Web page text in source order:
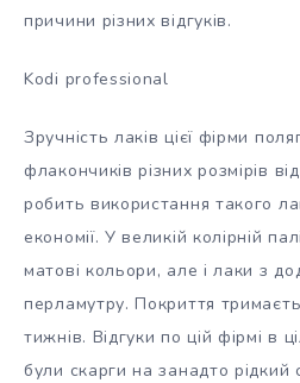
причини різних відгуків.
Kodi professional
Зручність лаків цієї фірми
флакончиків різних розмірів
робить використання такого
економії. У великій колірній
матові кольори, але і лаки з
перламутру. Покриття
тижнів. Відгуки по цій фірмі в
були скарги на занадто